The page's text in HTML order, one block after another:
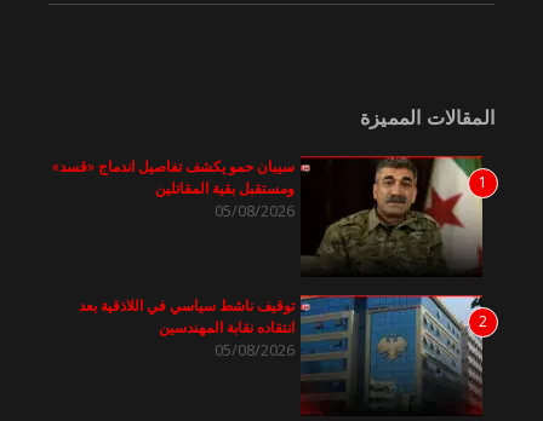
المقالات المميزة
1
سيبان حمو يكشف تفاصيل اندماج «قسد»
ومستقبل بقية المقاتلين
05/08/2026
2
توقيف ناشط سياسي في اللاذقية بعد
انتقاده نقابة المهندسين
05/08/2026